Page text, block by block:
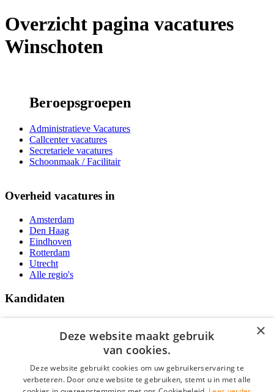
Overzicht pagina vacatures
Winschoten
Beroepsgroepen
Administratieve Vacatures
Callcenter vacatures
Secretariele vacatures
Schoonmaak / Facilitair
Overheid vacatures in
Amsterdam
Den Haag
Eindhoven
Rotterdam
Utrecht
Alle regio's
Kandidaten
Vacatures
Over Vacatures Overheid Online
YoungCapital IOS App
YoungCapital Android App
×
Deze website maakt gebruik
van cookies.
Deze website gebruikt cookies om uw gebruikerservaring te
verbeteren. Door onze website te gebruiken, stemt u in met alle